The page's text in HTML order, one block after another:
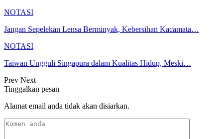
NOTASI
Jangan Sepelekan Lensa Berminyak, Kebersihan Kacamata…
NOTASI
Taiwan Ungguli Singapura dalam Kualitas Hidup, Meski…
Prev Next
Tinggalkan pesan
Alamat email anda tidak akan disiarkan.